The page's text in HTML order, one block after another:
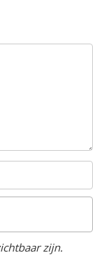
zijn.